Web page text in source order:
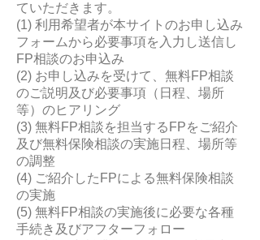
ていただきます。
(1) 利用希望者が本サイトのお申し込み
フォームから必要事項を入力し送信し
FP相談のお申込み
(2) お申し込みを受けて、無料FP相談
のご説明及び必要事項（日程、場所
等）のヒアリング
(3) 無料FP相談を担当するFPをご紹介
及び無料保険相談の実施日程、場所等
の調整
(4) ご紹介したFPによる無料保険相談
の実施
(5) 無料FP相談の実施後に必要な各種
手続き及びアフターフォロー